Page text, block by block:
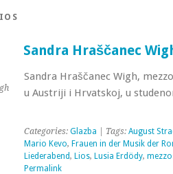
Sandra Hraščanec
Sandra Hraščanec Wigh,
u Austriji i Hrvatskoj, u
Categories: Glazba | Tags: August
Mario Kevo, Frauen in der Musik der
Liederabend, Lios, Lusia Erdödy,
Permalink